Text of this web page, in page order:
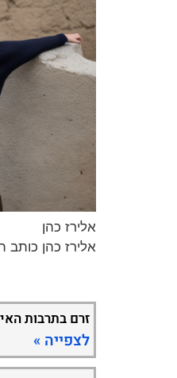
אלירז כהן
אלירז כהן כותב תוכן לאתרים כבר 5 שנים בעל חברה
זרם בתרבות
לצפייה »